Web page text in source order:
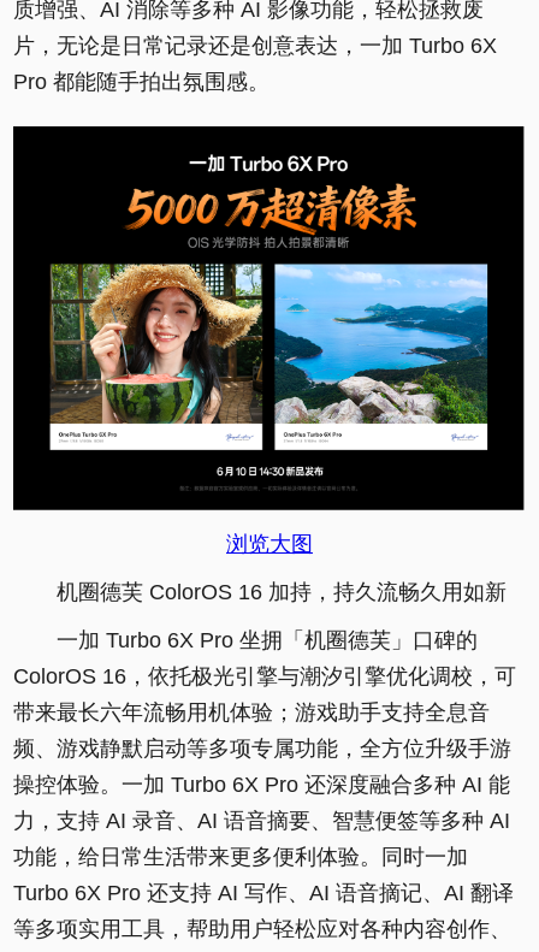
质增强、AI 消除等多种 AI 影像功能，轻松拯救废
片，无论是日常记录还是创意表达，一加 Turbo 6X
Pro 都能随手拍出氛围感。
浏览大图
机圈德芙 ColorOS 16 加持，持久流畅久用如新
一加 Turbo 6X Pro 坐拥「机圈德芙」口碑的
ColorOS 16，依托极光引擎与潮汐引擎优化调校，可
带来最长六年流畅用机体验；游戏助手支持全息音
频、游戏静默启动等多项专属功能，全方位升级手游
操控体验。一加 Turbo 6X Pro 还深度融合多种 AI 能
力，支持 AI 录音、AI 语音摘要、智慧便签等多种 AI
功能，给日常生活带来更多便利体验。同时一加
Turbo 6X Pro 还支持 AI 写作、AI 语音摘记、AI 翻译
等多项实用工具，帮助用户轻松应对各种内容创作、